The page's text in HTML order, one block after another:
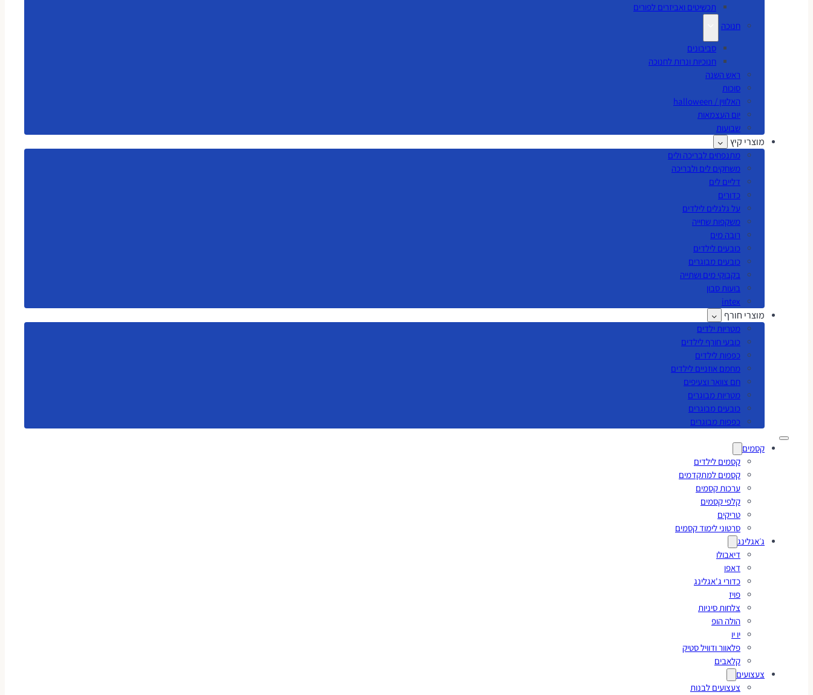
תכשיטים ואביזרים לפורים
חנוכה
סביבונים
חנוכיות ונרות לחנוכה
ראש השנה
סוכות
האלווין / halloween
יום העצמאות
שבועות
מוצרי קיץ
מתנפחים לבריכה ולים
משחקים לים ולבריכה
דליים לים
כדורים
על גלגלים לילדים
משקפות שחייה
רובה מים
כובעים לילדים
כובעים מבוגרים
בקבוקי מים ושתייה
בועות סבון
intex
מוצרי חורף
מטריות ילדים
כובעי חורף לילדים
כפפות לילדים
מחמם אוזניים לילדים
חם צוואר וצעיפים
מטריות מבוגרים
כובעים מבוגרים
כפפות מבוגרים
קסמים
קסמים לילדים
קסמים למתקדמים
ערכות קסמים
קלפי קסמים
טריקים
סרטוני לימוד קסמים
ג׳אגלינג
דיאבולו
דאפו
כדורי ג'אגלינג
פויז
צלחות סיניות
הולה הופ
יו יו
פלאוור ודוויל סטיק
קלאבים
צעצועים
צעצועים לבנות